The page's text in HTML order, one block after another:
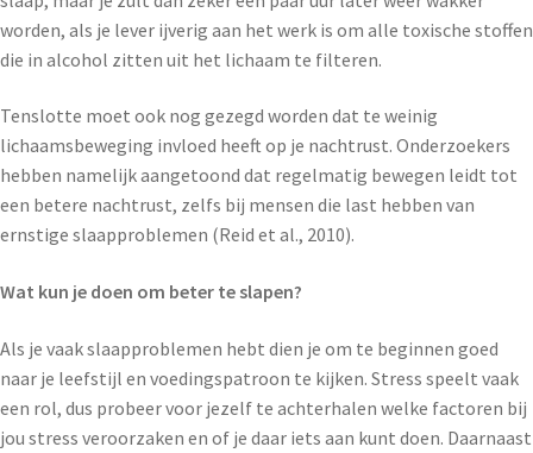
worden, als je lever ijverig aan het werk is om alle toxische stoffen
die in alcohol zitten uit het lichaam te filteren.
Tenslotte moet ook nog gezegd worden dat te weinig
lichaamsbeweging invloed heeft op je nachtrust. Onderzoekers
hebben namelijk aangetoond dat regelmatig bewegen leidt tot
een betere nachtrust, zelfs bij mensen die last hebben van
ernstige slaapproblemen (Reid et al., 2010).
Wat kun je doen om beter te slapen?
Als je vaak slaapproblemen hebt dien je om te beginnen goed
naar je leefstijl en voedingspatroon te kijken. Stress speelt vaak
een rol, dus probeer voor jezelf te achterhalen welke factoren bij
jou stress veroorzaken en of je daar iets aan kunt doen. Daarnaast